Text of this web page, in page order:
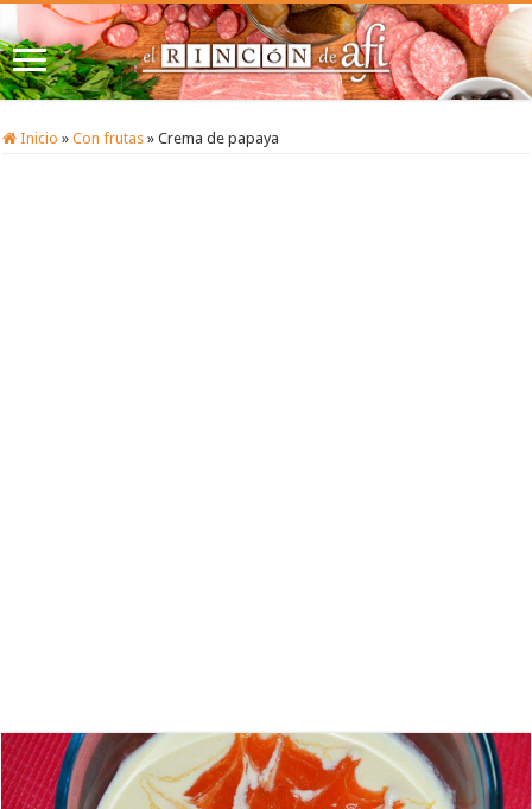
Inicio » Con frutas » Crema de papaya